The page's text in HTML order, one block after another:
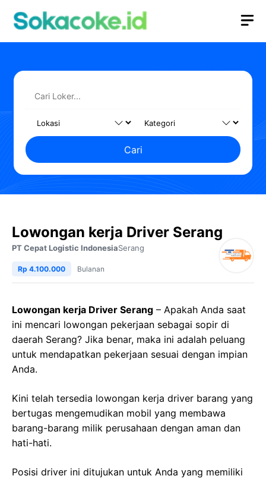
Cari
Lowongan kerja Driver Serang
PT Cepat Logistic IndonesiaSerang
Rp 4.100.000 Bulanan
Lowongan kerja Driver Serang – Apakah Anda saat
ini mencari lowongan pekerjaan sebagai sopir di
daerah Serang? Jika benar, maka ini adalah peluang
untuk mendapatkan pekerjaan sesuai dengan impian
Anda.
Kini telah tersedia lowongan kerja driver barang yang
bertugas mengemudikan mobil yang membawa
barang-barang milik perusahaan dengan aman dan
hati-hati.
Posisi driver ini ditujukan untuk Anda yang memiliki